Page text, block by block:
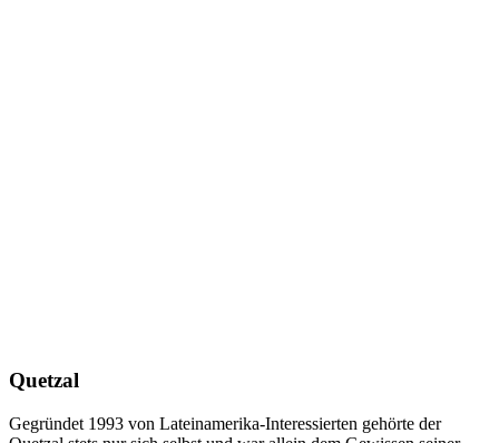
Quetzal
Gegründet 1993 von Lateinamerika-Interessierten gehörte der